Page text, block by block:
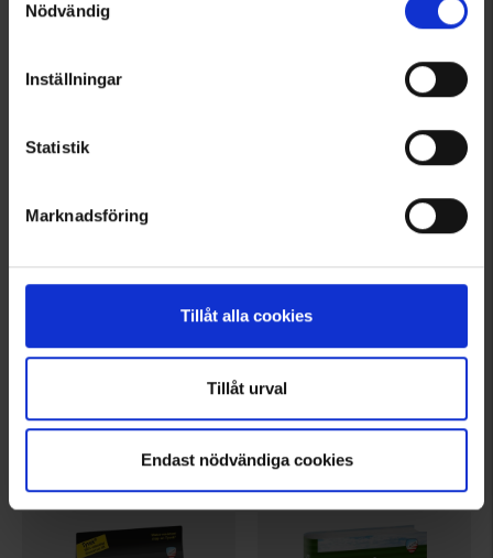
Nödvändig
Inställningar
Statistik
Marknadsföring
Tillåt alla cookies
Tillåt urval
Endast nödvändiga cookies
Norra Halland 1:50.000
Södra Halland 1:50.000
8328
Calazo
8325
299 kr